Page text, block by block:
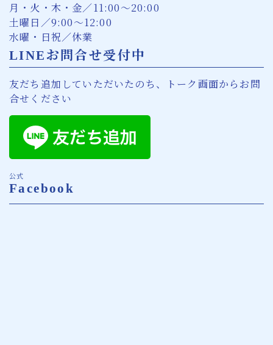
月・火・木・金／11:00〜20:00
土曜日／9:00〜12:00
水曜・日祝／休業
LINEお問合せ受付中
友だち追加していただいたのち、トーク画面からお問
合せください
公式
Facebook